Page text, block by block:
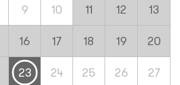
9 10 11 12 13
16 17 18 19 20
23 24 25 26 27